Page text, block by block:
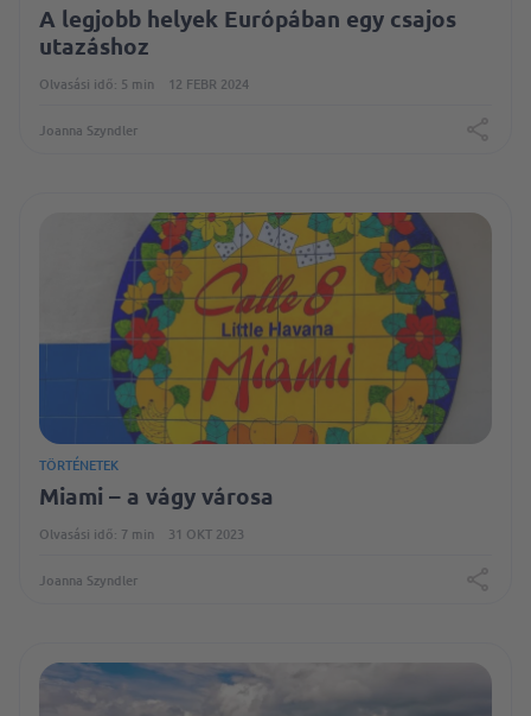
A legjobb helyek Európában egy csajos
utazáshoz
Olvasási idő: 5 min 12 FEBR 2024
Joanna Szyndler
TÖRTÉNETEK
Miami – a vágy városa
Olvasási idő: 7 min 31 OKT 2023
Joanna Szyndler